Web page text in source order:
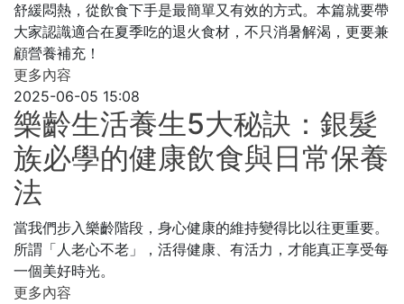
舒緩悶熱，從飲食下手是最簡單又有效的方式。本篇就要帶
大家認識適合在夏季吃的退火食材，不只消暑解渴，更要兼
顧營養補充！
更多內容
2025-06-05 15:08
樂齡生活養生5大秘訣：銀髮
族必學的健康飲食與日常保養
法
當我們步入樂齡階段，身心健康的維持變得比以往更重要。
所謂「人老心不老」，活得健康、有活力，才能真正享受每
一個美好時光。
更多內容